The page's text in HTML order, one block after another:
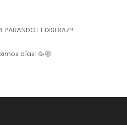
EL DISFRAZ‼️
días! 🥳🤩